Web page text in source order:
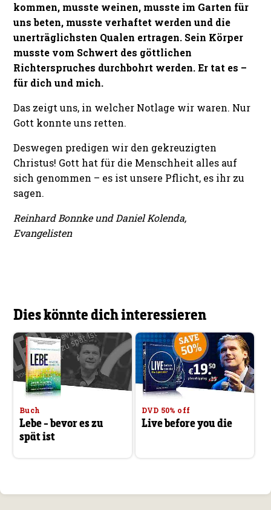
kommen, musste weinen, musste im Garten für
uns beten, musste verhaftet werden und die
unerträglichsten Qualen ertragen. Sein Körper
musste vom Schwert des göttlichen
Richterspruches durchbohrt werden. Er tat es –
für dich und mich.
Das zeigt uns, in welcher Notlage wir waren. Nur
Gott konnte uns retten.
Deswegen predigen wir den gekreuzigten
Christus! Gott hat für die Menschheit alles auf
sich genommen – es ist unsere Pflicht, es ihr zu
sagen.
Reinhard Bonnke und Daniel Kolenda,
Evangelisten
Dies könnte dich interessieren
Buch
Lebe - bevor es zu
spät ist
DVD 50% off
Live before you die